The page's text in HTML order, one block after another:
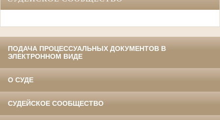
ПОДАЧА ПРОЦЕССУАЛЬНЫХ ДОКУМЕНТОВ В
ЭЛЕКТРОННОМ ВИДЕ
О СУДЕ
СУДЕЙСКОЕ СООБЩЕСТВО